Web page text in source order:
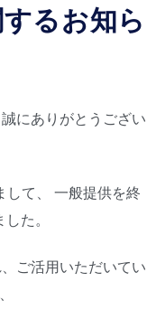
るお知ら
にありがとうござい
して、 一般提供を終
た。
ご活用いただいてい